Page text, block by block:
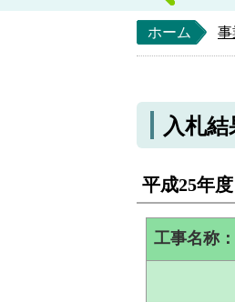
ホーム 事
入札
平成25年度
工事名称